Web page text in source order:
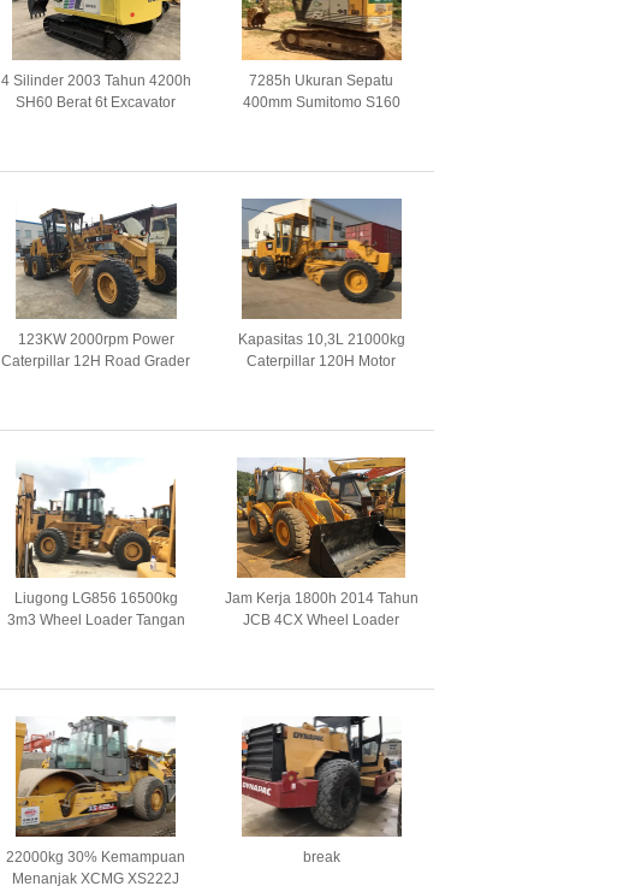
4 Silinder 2003 Tahun 4200h
SH60 Berat 6t Excavator
7285h Ukuran Sepatu
400mm Sumitomo S160
123KW 2000rpm Power
Caterpillar 12H Road Grader
Kapasitas 10,3L 21000kg
Caterpillar 120H Motor
Liugong LG856 16500kg
3m3 Wheel Loader Tangan
Jam Kerja 1800h 2014 Tahun
JCB 4CX Wheel Loader
22000kg 30% Kemampuan
Menanjak XCMG XS222J
break